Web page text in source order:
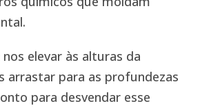
nos elevar às alturas da
arrastar para as profundezas
para desvendar esse